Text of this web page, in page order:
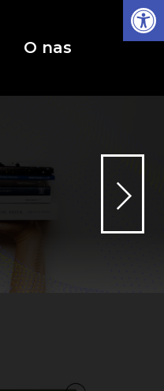
O nas